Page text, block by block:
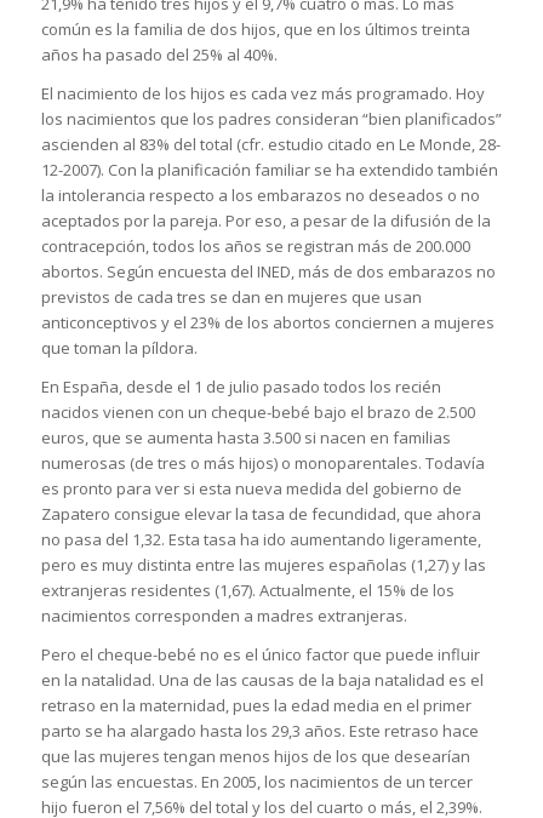
común es la familia de dos hijos, que en los últimos treinta
años ha pasado del 25% al 40%.
El nacimiento de los hijos es cada vez más programado. Hoy
los nacimientos que los padres consideran “bien planificados”
ascienden al 83% del total (cfr. estudio citado en Le Monde, 28-
12-2007). Con la planificación familiar se ha extendido también
la intolerancia respecto a los embarazos no deseados o no
aceptados por la pareja. Por eso, a pesar de la difusión de la
contracepción, todos los años se registran más de 200.000
abortos. Según encuesta del INED, más de dos embarazos no
previstos de cada tres se dan en mujeres que usan
anticonceptivos y el 23% de los abortos conciernen a mujeres
que toman la píldora.
En España, desde el 1 de julio pasado todos los recién
nacidos vienen con un cheque-bebé bajo el brazo de 2.500
euros, que se aumenta hasta 3.500 si nacen en familias
numerosas (de tres o más hijos) o monoparentales. Todavía
es pronto para ver si esta nueva medida del gobierno de
Zapatero consigue elevar la tasa de fecundidad, que ahora
no pasa del 1,32. Esta tasa ha ido aumentando ligeramente,
pero es muy distinta entre las mujeres españolas (1,27) y las
extranjeras residentes (1,67). Actualmente, el 15% de los
nacimientos corresponden a madres extranjeras.
Pero el cheque-bebé no es el único factor que puede influir
en la natalidad. Una de las causas de la baja natalidad es el
retraso en la maternidad, pues la edad media en el primer
parto se ha alargado hasta los 29,3 años. Este retraso hace
que las mujeres tengan menos hijos de los que desearían
según las encuestas. En 2005, los nacimientos de un tercer
hijo fueron el 7,56% del total y los del cuarto o más, el 2,39%.